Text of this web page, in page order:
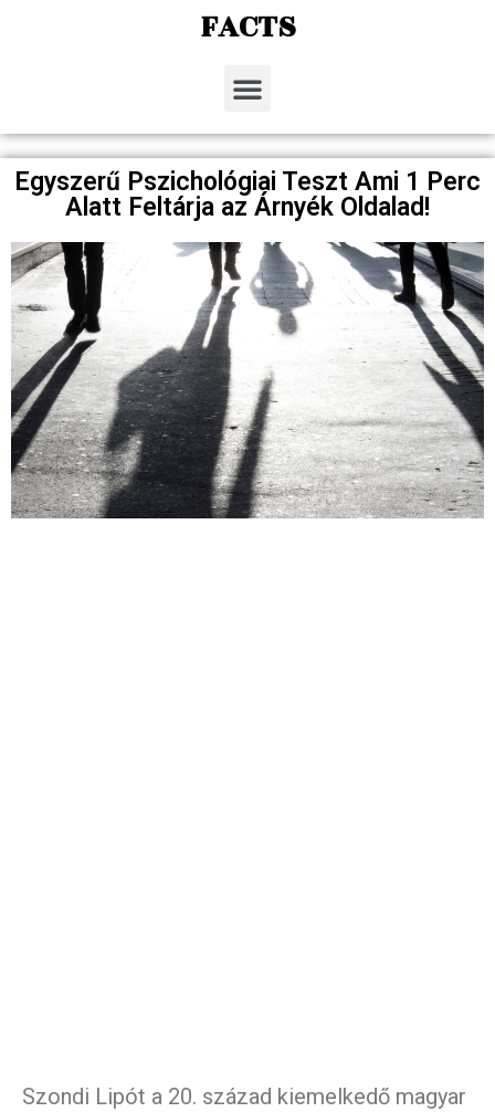
FACTS
Egyszerű Pszichológiai Teszt Ami 1 Perc
Alatt Feltárja az Árnyék Oldalad!
Szondi Lipót a 20. század kiemelkedő magyar